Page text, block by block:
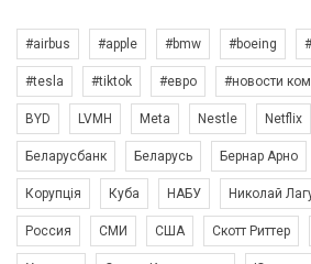
#airbus #apple #bmw #boeing
#tesla #tiktok #евро #новости
BYD LVMH Meta Nestle Netflix
Беларусбанк Беларусь Бернар Арно
Корупція Куба НАБУ Николай
Россия СМИ США Скотт Риттер